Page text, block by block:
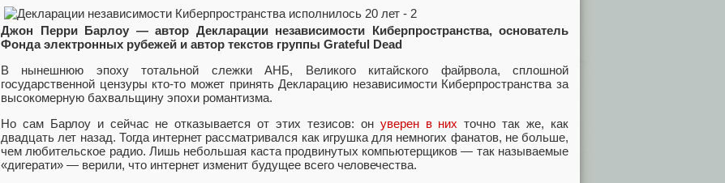
Джон Перри Барлоу — автор Декларации независимости Киберпространства, основатель
Фонда электронных рубежей и автор текстов группы Grateful Dead
В нынешнюю эпоху тотальной слежки АНБ, Великого китайского файрвола, сплошной
государственной цензуры кто-то может принять Декларацию независимости Киберпространства за
высокомерную бахвальщину эпохи романтизма.
Но сам Барлоу и сейчас не отказывается от этих тезисов: он уверен в них точно так же, как
двадцать лет назад. Тогда интернет рассматривался как игрушка для немногих фанатов, не больше,
чем любительское радио. Лишь небольшая каста продвинутых компьютерщиков — так называемые
«дигерати» — верили, что интернет изменит будущее всего человечества.